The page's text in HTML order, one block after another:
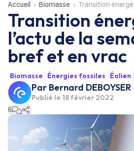
Accueil Biomasse Transition énergétique :
Transition
l’actu de la
bref et en vrac
Biomasse Énergies fossiles Éolien
Par Bernard DEBOYSER
Publié le 18 février 2022
6